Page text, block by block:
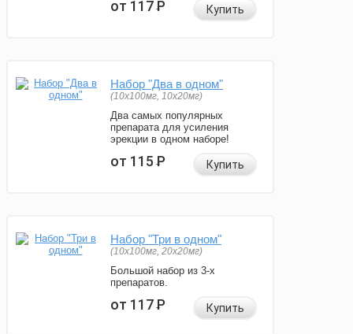
от 117Р Купить
Набор "Два в одном"
(10x100мг, 10x20мг)
Два самых популярных
препарата для усиления
эрекции в одном наборе!
от 115Р Купить
Набор "Три в одном"
(10x100мг, 20x20мг)
Большой набор из 3-х
препаратов.
от 117Р Купить